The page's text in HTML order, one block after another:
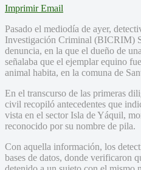
Imprimir Email
Pasado el mediodía de ayer,
Investigación Criminal (BICRIM)
denuncia, en la que el dueño de
señalaba que el ejemplar equino
animal habita, en la comuna de
En el transcurso de las primeras
civil recopiló antecedentes que
vista en el sector Isla de Yáquil,
reconocido por su nombre de pila.
Con aquella información, los
bases de datos, donde verificaron